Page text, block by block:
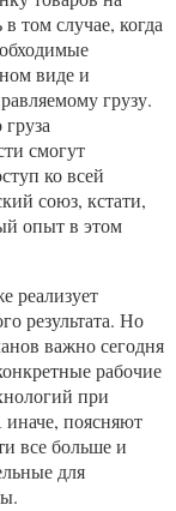
случае, когда
виде и
грузу.
смогут
ко всей
союз, кстати,
опыт в этом
реализует
результата. Но
важно сегодня
рабочие
при
поясняют
все больше и
для